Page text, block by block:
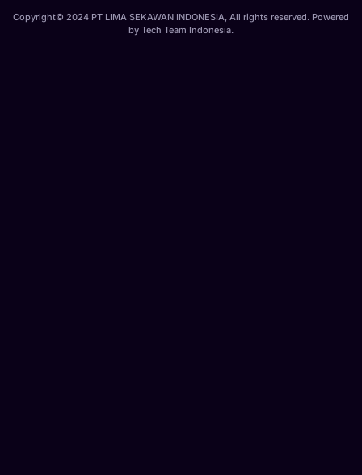
Copyright© 2024 PT LIMA SEKAWAN INDONESIA, All rights reserved. Powered
by Tech Team Indonesia.